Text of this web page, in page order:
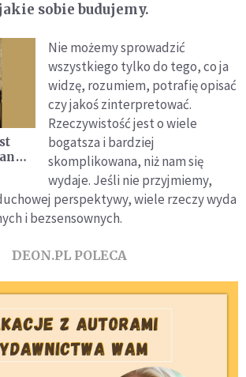
sobie budujemy.
Nie możemy sprowadzić
wszystkiego tylko do tego, co ja
widzę, rozumiem, potrafię opisać
czy jakoś zinterpretować.
Rzeczywistość jest o wiele
bogatsza i bardziej
skomplikowana, niż nam się
wydaje. Jeśli nie przyjmiemy,
perspektywy, wiele rzeczy wyda
i bezsensownych.
DEON.PL POLECA